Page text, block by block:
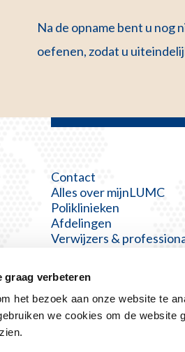
graag verbeteren
het bezoek aan onze website te
we cookies om de website
Na de opname bent u nog
oefenen, zodat u
Contact
Alles over mijnLUMC
Poliklinieken
Afdelingen
Verwijzers &
Disclaimer